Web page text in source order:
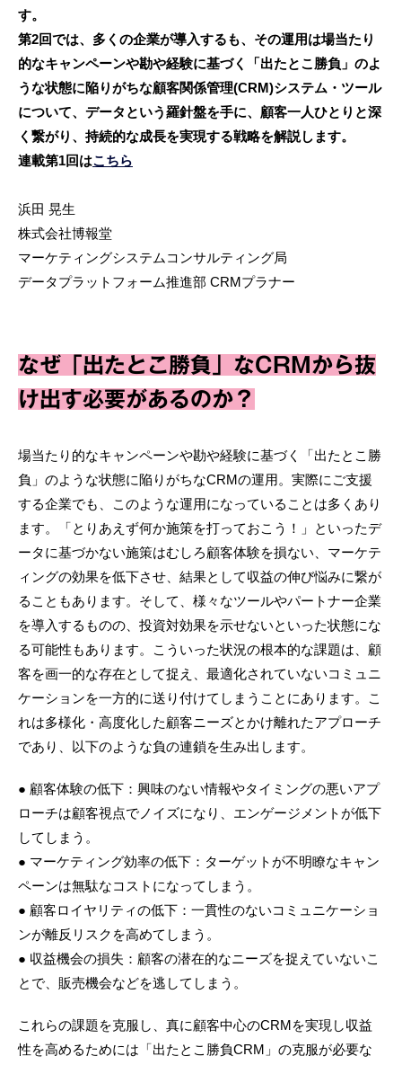
す。
第2回では、多くの企業が導入するも、その運用は場当たり
的なキャンペーンや勘や経験に基づく「出たとこ勝負」のよ
うな状態に陥りがちな顧客関係管理(CRM)システム・ツール
について、データという羅針盤を手に、顧客一人ひとりと深
く繋がり、持続的な成長を実現する戦略を解説します。
連載第1回はこちら
浜田 晃生
株式会社博報堂
マーケティングシステムコンサルティング局
データプラットフォーム推進部 CRMプラナー
なぜ「出たとこ勝負」なCRMから抜
け出す必要があるのか？
場当たり的なキャンペーンや勘や経験に基づく「出たとこ勝
負」のような状態に陥りがちなCRMの運用。実際にご支援
する企業でも、このような運用になっていることは多くあり
ます。「とりあえず何か施策を打っておこう！」といったデ
ータに基づかない施策はむしろ顧客体験を損ない、マーケテ
ィングの効果を低下させ、結果として収益の伸び悩みに繋が
ることもあります。そして、様々なツールやパートナー企業
を導入するものの、投資対効果を示せないといった状態にな
る可能性もあります。こういった状況の根本的な課題は、顧
客を画一的な存在として捉え、最適化されていないコミュニ
ケーションを一方的に送り付けてしまうことにあります。こ
れは多様化・高度化した顧客ニーズとかけ離れたアプローチ
であり、以下のような負の連鎖を生み出します。
● 顧客体験の低下：興味のない情報やタイミングの悪いアプ
ローチは顧客視点でノイズになり、エンゲージメントが低下
してしまう。
● マーケティング効率の低下：ターゲットが不明瞭なキャン
ペーンは無駄なコストになってしまう。
● 顧客ロイヤリティの低下：一貫性のないコミュニケーショ
ンが離反リスクを高めてしまう。
● 収益機会の損失：顧客の潜在的なニーズを捉えていないこ
とで、販売機会などを逃してしまう。
これらの課題を克服し、真に顧客中心のCRMを実現し収益
性を高めるためには「出たとこ勝負CRM」の克服が必要な